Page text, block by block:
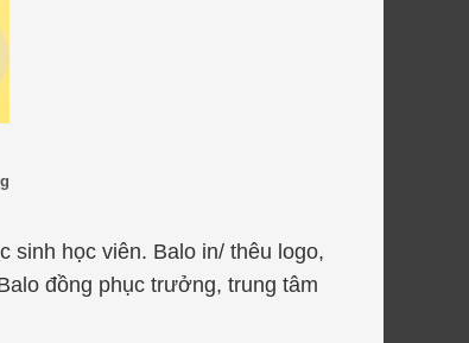
sinh học viên. Balo in/ thêu logo,
đồng phục trưởng, trung tâm